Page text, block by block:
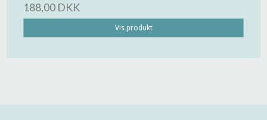
188,00 DKK
Vis produkt